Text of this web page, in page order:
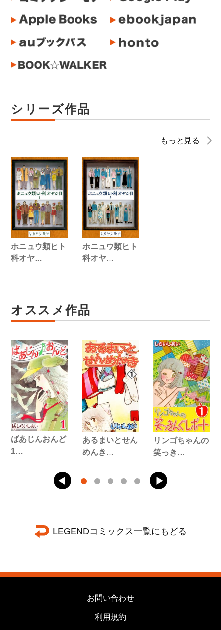
シリーズ作品
もっと見る
ホニュウ類ヒト
科オヤ…
ホニュウ類ヒト
科オヤ…
オススメ作品
ばあじんおんど
1…
あるまいとせん
めんき…
リンゴちゃんの
笑っき…
LEGENDコミックス一覧にもどる
お問い合わせ
利用規約